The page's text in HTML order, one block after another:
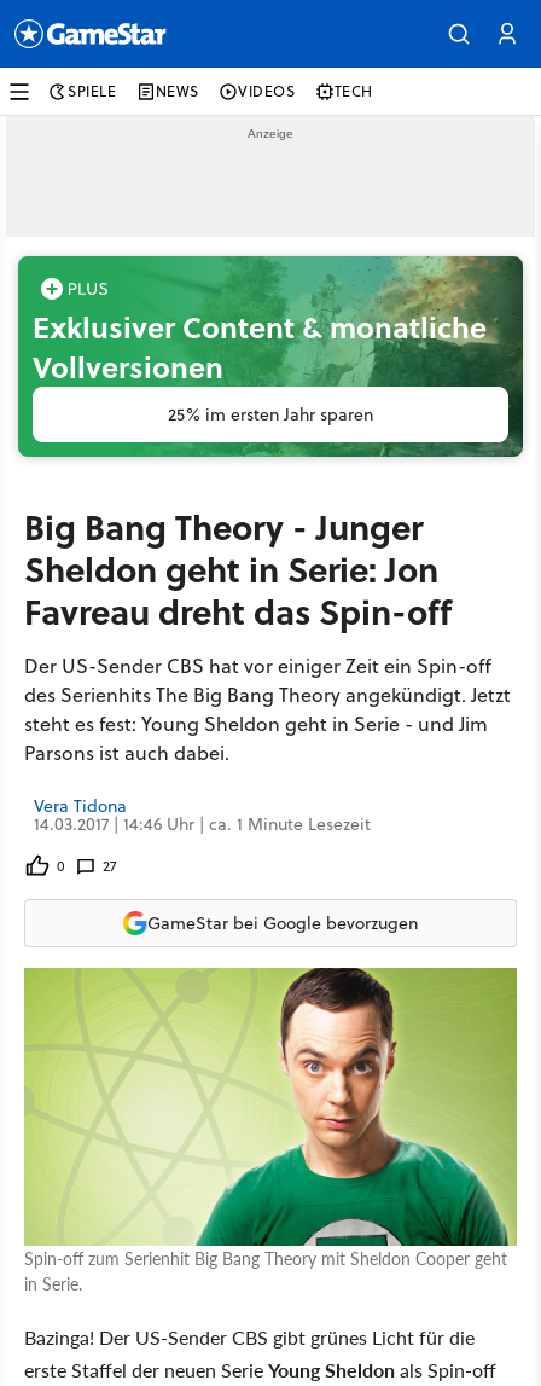
SPIELE NEWS VIDEOS TECH
Exklusiver Content & monatliche
Vollversionen
25% im ersten Jahr sparen
Big Bang Theory - Junger
Sheldon geht in Serie: Jon
Favreau dreht das Spin-off
Der US-Sender CBS hat vor einiger Zeit ein Spin-off
des Serienhits The Big Bang Theory angekündigt. Jetzt
steht es fest: Young Sheldon geht in Serie - und Jim
Parsons ist auch dabei.
Vera Tidona
14.03.2017 | 14:46 Uhr | ca. 1 Minute Lesezeit
0 27
GameStar bei Google bevorzugen
Spin-off zum Serienhit Big Bang Theory mit Sheldon Cooper geht
in Serie.
Bazinga! Der US-Sender CBS gibt grünes Licht für die
erste Staffel der neuen SerieYoung Sheldonals Spin-off